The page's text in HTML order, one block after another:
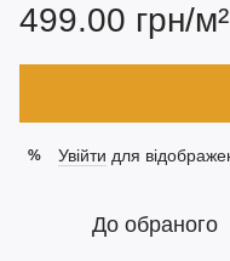
499.00 грн/м²
% Увійти для
До обраного